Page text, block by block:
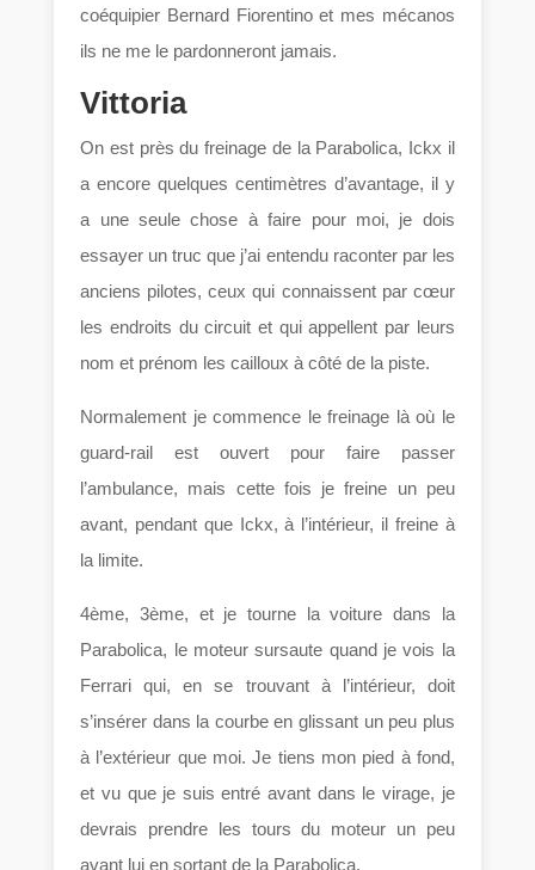
coéquipier Bernard Fiorentino et mes mécanos
ils ne me le pardonneront jamais.
Vittoria
On est près du freinage de la Parabolica, Ickx il
a encore quelques centimètres d’avantage, il y
a une seule chose à faire pour moi, je dois
essayer un truc que j’ai entendu raconter par les
anciens pilotes, ceux qui connaissent par cœur
les endroits du circuit et qui appellent par leurs
nom et prénom les cailloux à côté de la piste.
Normalement je commence le freinage là où le
guard-rail est ouvert pour faire passer
l’ambulance, mais cette fois je freine un peu
avant, pendant que Ickx, à l’intérieur, il freine à
la limite.
4ème, 3ème, et je tourne la voiture dans la
Parabolica, le moteur sursaute quand je vois la
Ferrari qui, en se trouvant à l’intérieur, doit
s’insérer dans la courbe en glissant un peu plus
à l’extérieur que moi. Je tiens mon pied à fond,
et vu que je suis entré avant dans le virage, je
devrais prendre les tours du moteur un peu
avant lui en sortant de la Parabolica.